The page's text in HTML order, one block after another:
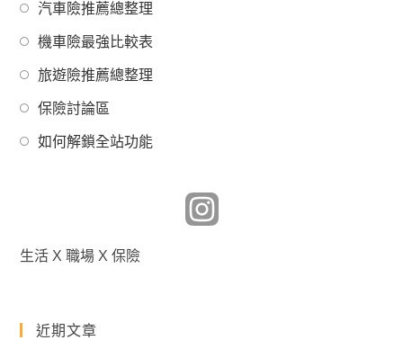
汽車險推薦總整理
a
機車險最強比較表
a
旅遊險推薦總整理
保險討論區
a
如何解鎖全站功能
生活 X 職場 X 保險
近期文章